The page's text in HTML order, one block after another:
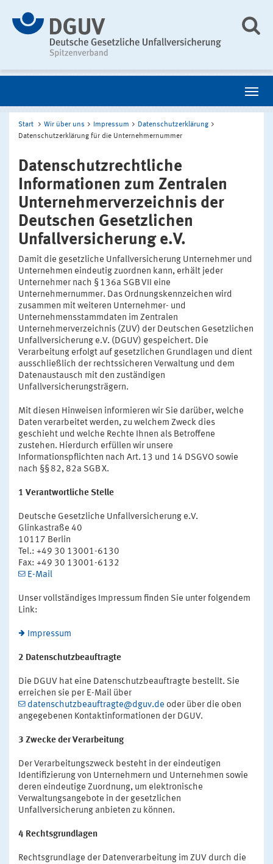
Start Wir über uns Impressum
Datenschutzerklärung
Datenschutzerklärung für die Unternehmernummer
Datenschutzrechtliche
Informationen zum Zentralen
Unternehmerverzeichnis der
Deutschen Gesetzlichen
Unfallversicherung e.V.
Damit die gesetzliche Unfallversicherung Unternehmer und
Unternehmen eindeutig zuordnen kann, erhält jeder
Unternehmer nach § 136a SGB VII eine
Unternehmernummer. Das Ordnungskennzeichen wird
zusammen mit weiteren Unternehmer- und
Unternehmensstammdaten im Zentralen
Unternehmerverzeichnis (ZUV) der Deutschen Gesetzlichen
Unfallversicherung e.V. (DGUV) gespeichert. Die
Verarbeitung erfolgt auf gesetzlichen Grundlagen und dient
ausschließlich der rechtssicheren Verwaltung und dem
Datenaustausch mit den zuständigen
Unfallversicherungsträgern.
Mit diesen Hinweisen informieren wir Sie darüber, welche
Daten verarbeitet werden, zu welchem Zweck dies
geschieht und welche Rechte Ihnen als Betroffene
zustehen. Hierdurch erfüllen wir unsere
Informationspflichten nach Art. 13 und 14 DSGVO sowie
nach §§ 82, 82a SGB X.
1 Verantwortliche Stelle
Deutsche Gesetzliche Unfallversicherung e.V.
Glinkastraße 40
10117 Berlin
Tel.: +49 30 13001-6130
Fax: +49 30 13001-6132
E-Mail
Unser vollständiges Impressum finden Sie unter folgendem
Link:
Impressum
2 Datenschutzbeauftragte
Die DGUV hat eine Datenschutzbeauftragte bestellt. Sie
erreichen sie per E-Mail über
datenschutzbeauftragte@dguv.de oder über die oben
angegebenen Kontaktinformationen der DGUV.
3 Zwecke der Verarbeitung
Der Verarbeitungszweck besteht in der eindeutigen
Identifizierung von Unternehmern und Unternehmen sowie
deren eindeutige Zuordnung, um elektronische
Verwaltungsangebote in der gesetzlichen
Unfallversicherung anbieten zu können.
4 Rechtsgrundlagen
Rechtsgrundlage der Datenverarbeitung im ZUV durch die